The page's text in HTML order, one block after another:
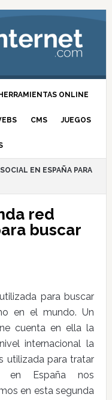
HERRAMIENTAS ONLINE
CMS JUEGOS
EN ESPAÑA PARA
red
buscar
para buscar
en el mundo. Un
cuenta en ella la
internacional la
utilizada para tratar
en España nos
en esta segunda